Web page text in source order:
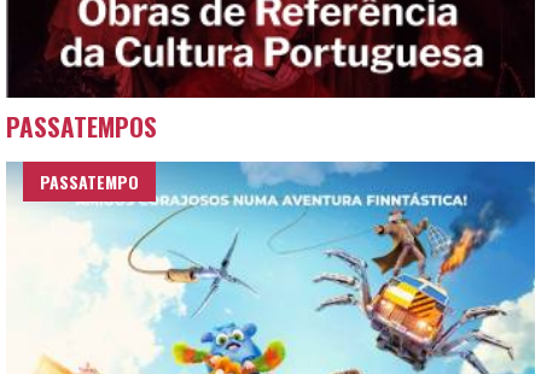
PASSATEMPOS
PASSATEMPO